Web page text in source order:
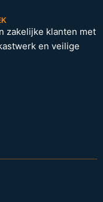
zakelijke klanten met
en veilige